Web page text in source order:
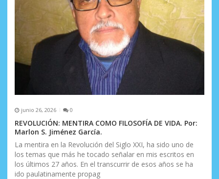
junio 26, 2026 0
REVOLUCIÓN: MENTIRA COMO FILOSOFÍA DE VIDA. Por:
Marlon S. Jiménez García.
La mentira en la Revolución del Siglo XXI, ha sido uno de
los temas que más he tocado señalar en mis escritos en
los últimos 27 años. En el transcurrir de esos años se ha
ido paulatinamente propag